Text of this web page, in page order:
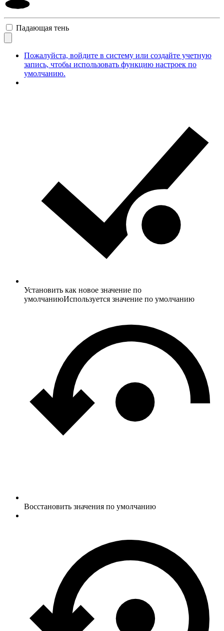
Падающая тень
Пожалуйста, войдите в систему или создайте учетную
запись, чтобы использовать функцию настроек по
умолчанию.
Установить как новое значение по
умолчаниюИспользуется значение по умолчанию
Восстановить значения по умолчанию